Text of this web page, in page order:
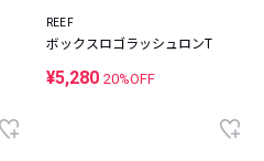
REEF
ボックスロゴラッシュロンT
¥5,280 20%OFF